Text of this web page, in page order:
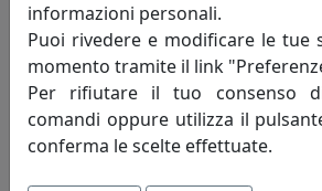
MODERN, CODICE 04240-D46
Vesta Home
informazioni personali.
Puoi rivedere e modificare le tue
momento tramite il link
Per rifiutare il tuo consenso
comandi oppure utilizza il
conferma le scelte effettuate.